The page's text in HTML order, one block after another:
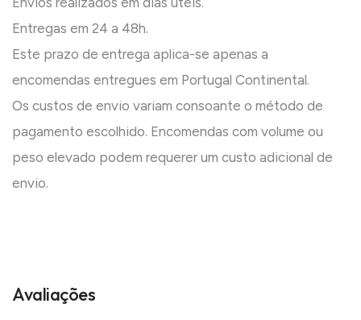
Entregas em 24 a 48h.
Este prazo de entrega aplica-se apenas a
encomendas entregues em Portugal Continental.
Os custos de envio variam consoante o método de
pagamento escolhido. Encomendas com volume ou
peso elevado podem requerer um custo adicional de
envio.
Avaliações